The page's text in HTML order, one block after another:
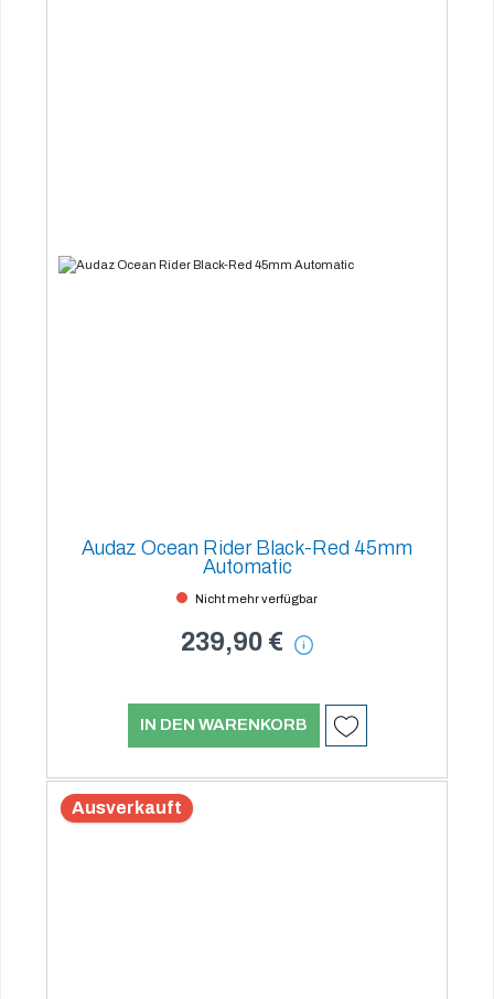
Audaz Ocean Rider Black-Red 45mm
Automatic
Nicht mehr verfügbar
239,90 €
IN DEN WARENKORB
Ausverkauft